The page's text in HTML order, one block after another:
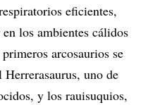
eficientes,
los ambientes cálidos
arcosaurios se
Herrerasaurus, uno de
y los rauisuquios,